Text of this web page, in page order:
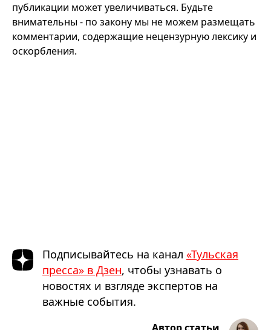
публикации может увеличиваться. Будьте
внимательны - по закону мы не можем размещать
комментарии, содержащие нецензурную лексику и
оскорбления.
Подписывайтесь на канал «Тульская
пресса» в Дзен, чтобы узнавать о
новостях и взгляде экспертов на
важные события.